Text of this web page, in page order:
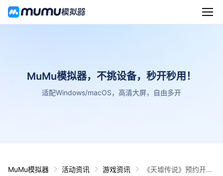
MuMu模拟器，不挑设备，秒开秒用！
适配Windows/macOS，高清大屏，自由多开
MuMu模拟器 活动资讯 游戏资讯
《天墟传说》预约开